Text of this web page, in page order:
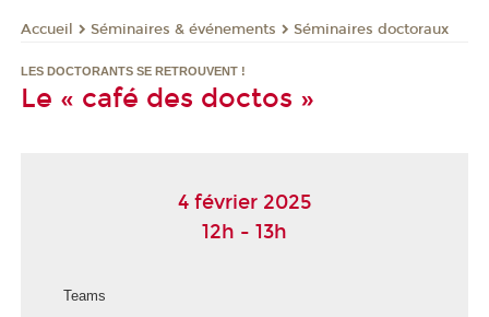
Accueil Séminaires & événements Séminaires doctoraux
LES DOCTORANTS SE RETROUVENT !
Le « café des doctos »
4 février 2025
12h - 13h
Teams